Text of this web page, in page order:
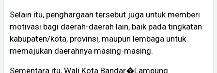
Selain itu, penghargaan tersebut juga untuk memberi
motivasi bagi daerah-daerah lain, baik pada tingkatan
kabupaten/kota, provinsi, maupun lembaga untuk
memajukan daerahnya masing-masing.
Sementara itu, Wali Kota Bandar�Lampung